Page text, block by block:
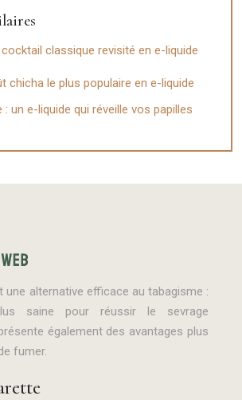
classique revisité en e-liquide
chicha le plus populaire en e-liquide
: un e-liquide qui réveille vos papilles
une alternative efficace au tabagisme :
saine pour réussir le sevrage
également des avantages plus
fumer.